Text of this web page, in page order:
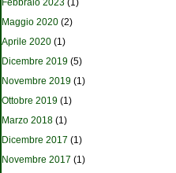
Febbraio 2023 (1)
Maggio 2020 (2)
Aprile 2020 (1)
Dicembre 2019 (5)
Novembre 2019 (1)
Ottobre 2019 (1)
Marzo 2018 (1)
Dicembre 2017 (1)
Novembre 2017 (1)